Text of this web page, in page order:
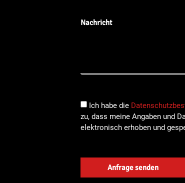
Nachricht
Ich habe die
zu, dass meine Angaben und
elektronisch erhoben und
Anfrage senden